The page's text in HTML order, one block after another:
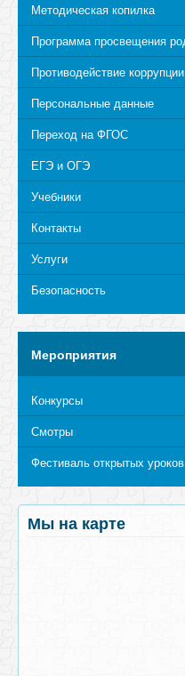
Методическая копилка
Программа просвещения
Противодействие коррупции
Персональные данные
Переход на ФГОС
ЕГЭ и ОГЭ
Учебники
Контакты
Услуги
Безопасность
Мероприятия
Конкурсы
Смотры
Фестиваль открытых уроков
Мы на карте